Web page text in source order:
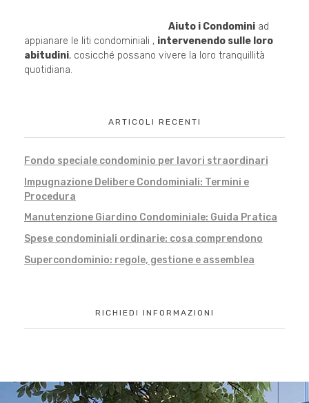
Aiuto i Condominiad
appianare le liti condominiali , intervenendo sulle loro
abitudini, cosicché possano vivere la loro tranquillità
quotidiana.
ARTICOLI RECENTI
Fondo speciale condominio per lavori straordinari
Impugnazione Delibere Condominiali: Termini e
Procedura
Manutenzione Giardino Condominiale: Guida Pratica
Spese condominiali ordinarie: cosa comprendono
Supercondominio: regole, gestione e assemblea
RICHIEDI INFORMAZIONI